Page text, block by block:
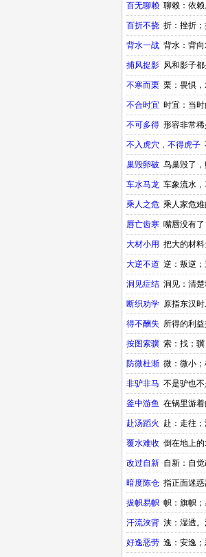
百无聊赖 聊赖：依
百折不挠 折：挫折
背水一战 背水：背
捕风捉影 风和影子
不寒而栗 栗：畏惧
不合时宜 时宜：当
不可多得 形容非常
不入虎穴，不得虎子
巢毁卵破 鸟巢毁了
车水马龙 车象流水
乘人之危 乘人家危
唇亡齿寒 嘴唇没有了
大材小用 把大的材
大逆不道 逆：叛逆
洞见症结 洞见：清
题的关键。出自汉朝
断织劝学 原指东汉
得不酬失 所得的利
按图索骥 索：找；
防微杜渐 微：微小
非驴非马 不是驴也不
釜中游鱼 在锅里游
赴汤蹈火 赴：走往
覆水难收 倒在地上
改过自新 自新：自
暗度陈仓 指正面迷
道。汉朝时期的成语
拔帜易帜 帜：旗帜；
汗流浃背 浃：湿透
好逸恶劳 逸：安逸；